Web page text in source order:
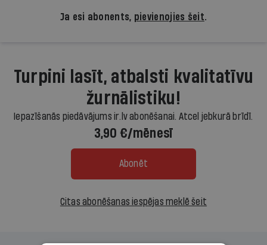
Ja esi abonents, pievienojies šeit.
Turpini lasīt, atbalsti kvalitatīvu
žurnālistiku!
Iepazīšanās piedāvājums ir.lv abonēšanai. Atcel jebkurā brīdī.
3,90 €/mēnesī
Abonēt
Citas abonēšanas iespējas meklē šeit